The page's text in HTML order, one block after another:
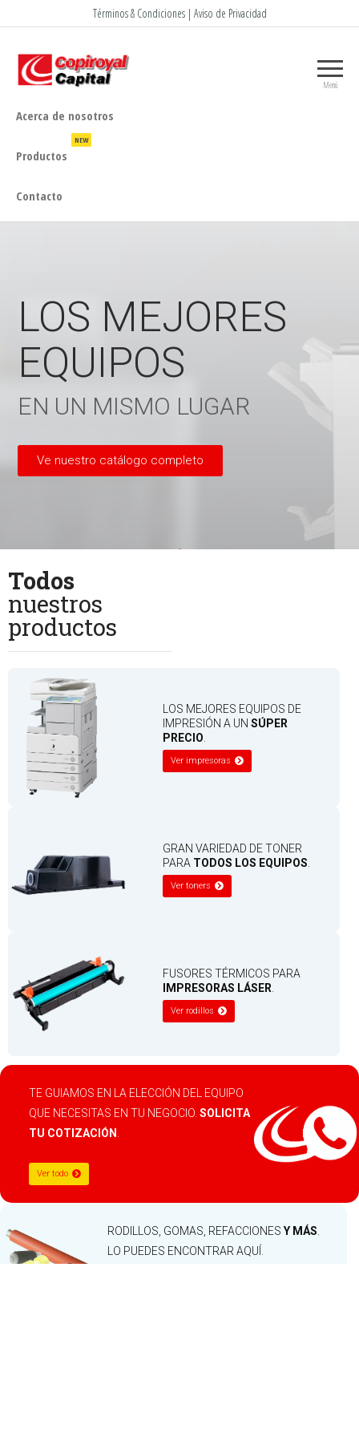
Términos & Condiciones | Aviso de Privacidad
Menú
Acerca de nosotros
Productos
NEW
Contacto
LOS MEJORES
EQUIPOS
EN UN MISMO LUGAR
Ve nuestro catálogo completo
Todos
nuestros
productos
LOS MEJORES EQUIPOS DE
IMPRESIÓN A UN SÚPER
PRECIO.
Ver impresoras
GRAN VARIEDAD DE TONER
PARA TODOS LOS EQUIPOS
Ver toners
FUSORES TÉRMICOS PARA
IMPRESORAS LÁSER
Ver rodillos
TE GUIAMOS EN LA ELECCIÓN DEL EQUIPO
QUE NECESITAS EN TU NEGOCIO. SOLICITA
TU COTIZACIÓN
Ver todo
RODILLOS, GOMAS, REFACCIONESY MÁS
LO PUEDES ENCONTRAR AQUÍ.